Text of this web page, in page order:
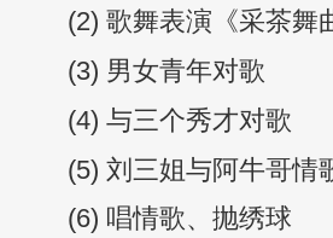
(2) 歌舞表演《采茶舞
(3) 男女青年对歌
(4) 与三个秀才对歌
(5) 刘三姐与阿牛哥情
(6) 唱情歌、抛绣球